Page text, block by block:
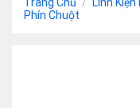
Phín Chuột